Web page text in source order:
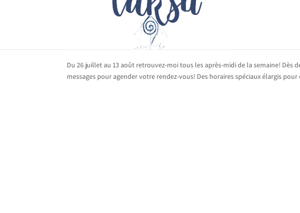
HORAIRE D’ÉTÉ ÉLARGI
Actualités
Du 26 juillet au 13 août retrouvez-moi tous les après-midi de la semaine! Dès
messages pour agender votre rendez-vous! Des horaires spéciaux élargis